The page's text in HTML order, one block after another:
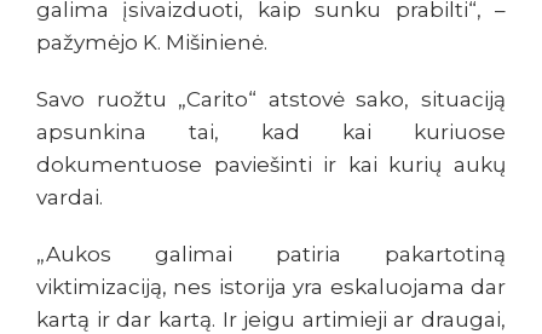
galima įsivaizduoti, kaip sunku prabilti“, –
pažymėjo K. Mišinienė.
Savo ruožtu „Carito“ atstovė sako, situaciją
apsunkina tai, kad kai kuriuose
dokumentuose paviešinti ir kai kurių aukų
vardai.
„Aukos galimai patiria pakartotiną
viktimizaciją, nes istorija yra eskaluojama dar
kartą ir dar kartą. Ir jeigu artimieji ar draugai,